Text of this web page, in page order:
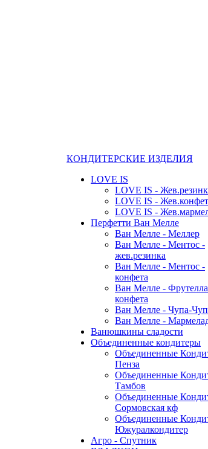
КОНДИТЕРСКИЕ ИЗДЕЛИЯ
LOVE IS
LOVE IS -
LOVE IS -
LOVE IS -
Перфетти Ван Мелле
Ван Мелле - Меллер
Ван Мелле - Ментос -
жев.резинка
Ван Мелле - Ментос -
конфета
Ван Мелле -
конфета
Ван Мелле - Чупа-
Ван Мелле -
Ванюшкины сладости
Объединенные кондитеры
Объединенные
Пенза
Объединенные
Тамбов
Объединенные
Сормовская кф
Объединенные
Южуралкондитер
Агро - Спутник